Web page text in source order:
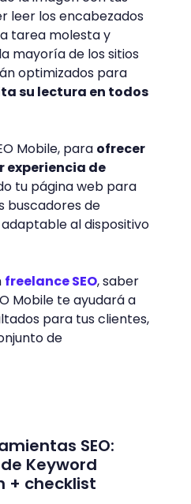
leer los encabezados
tarea molesta y
mayoría de los sitios
optimizados para
su lectura en todos
Mobile, para ofrecer
experiencia de
tu página web para
buscadores de
al dispositivo
freelance SEO, saber
Mobile te ayudará a
para tus clientes,
de
SEO:
Keyword
+ checklist